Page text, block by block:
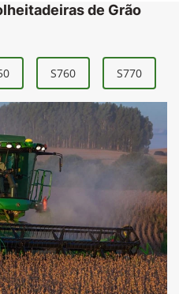
de Grão
S760 S770